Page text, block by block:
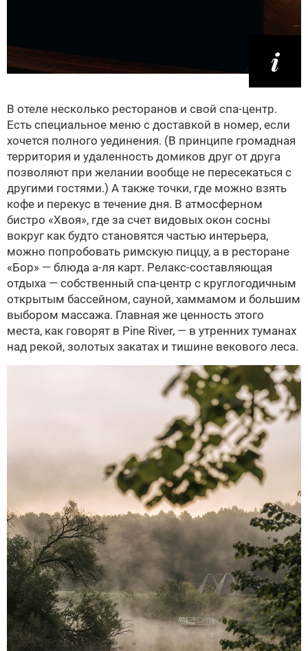
В отеле несколько ресторанов и свой спа-центр.
Есть специальное меню с доставкой в номер, если
хочется полного уединения. (В принципе громадная
территория и удаленность домиков друг от друга
позволяют при желании вообще не пересекаться с
другими гостями.) А также точки, где можно взять
кофе и перекус в течение дня. В атмосферном
бистро «Хвоя», где за счет видовых окон сосны
вокруг как будто становятся частью интерьера,
можно попробовать римскую пиццу, а в ресторане
«Бор» — блюда а-ля карт. Релакс-составляющая
отдыха — собственный спа-центр с круглогодичным
открытым бассейном, сауной, хаммамом и большим
выбором массажа. Главная же ценность этого
места, как говорят в Pine River, — в утренних туманах
над рекой, золотых закатах и тишине векового леса.